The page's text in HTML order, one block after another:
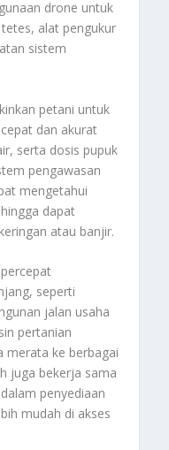
drone untuk
alat pengukur
sistem
petani untuk
dan akurat
serta dosis pupuk
pengawasan
mengetahui
dapat
atau banjir.
seperti
jalan usaha
pertanian
merata ke berbagai
juga bekerja sama
penyediaan
mudah di akses